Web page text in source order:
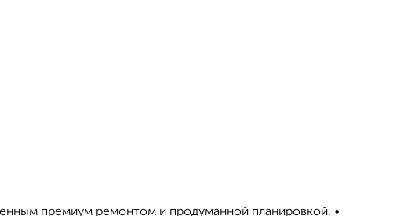
премиум ремонтом и продуманной планировкой. •